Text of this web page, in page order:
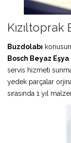
Buzdolabı
Bosch Beyaz Eşya
servis hizmeti
yedek parçalar
sırasında 1 yıl